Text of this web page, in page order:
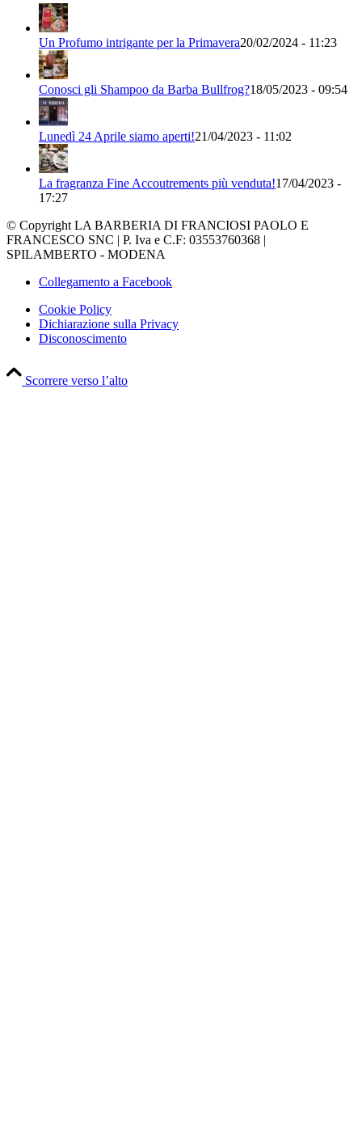
Un Profumo intrigante per la Primavera20/02/2024 - 11:23
Conosci gli Shampoo da Barba Bullfrog?18/05/2023 - 09:54
Lunedì 24 Aprile siamo aperti!21/04/2023 - 11:02
La fragranza Fine Accoutrements più venduta!17/04/2023 -
17:27
© Copyright LA BARBERIA DI FRANCIOSI PAOLO E
FRANCESCO SNC | P. Iva e C.F: 03553760368 |
SPILAMBERTO - MODENA
Collegamento a Facebook
Cookie Policy
Dichiarazione sulla Privacy
Disconoscimento
Scorrere verso l’alto